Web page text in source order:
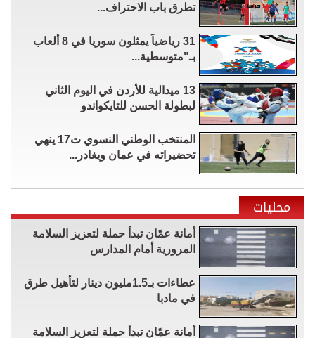
تطرق باب الاحتراف...
31 رياضياً يمثلون سوريا في 8 ألعاب
بـ"متوسطية...
13 ميدالية للأردن في اليوم الثاني
لبطولة الحسن للتايكواندو
المنتخب الوطني النسوي ت17 ينهي
تحضيراته في عمان ويغادر...
محليات
أمانة عمّان تبدأ حملة لتعزيز السلامة
المرورية أمام المدارس
عطاءات بـ1.5مليون دينار لتأهيل طرق
في مادبا
أمانة عمّان تبدأ حملة لتعزيز السلامة